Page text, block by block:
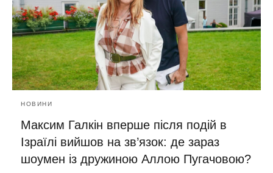
НОВИНИ
Максим Галкін вперше після подій в
Ізраїлі вийшов на зв’язок: де зараз
шоумен із дружиною Аллою Пугачовою?